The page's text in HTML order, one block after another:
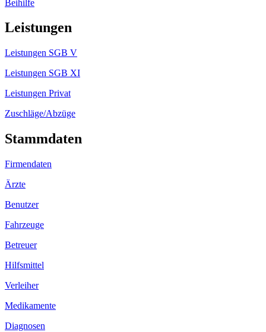
Beihilfe
Leistungen
Leistungen SGB V
Leistungen SGB XI
Leistungen Privat
Zuschläge/Abzüge
Stammdaten
Firmendaten
Ärzte
Benutzer
Fahrzeuge
Betreuer
Hilfsmittel
Verleiher
Medikamente
Diagnosen